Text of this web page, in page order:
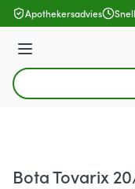
Ga naar de inhoud
Apothekersadvies
Menu
Product, merk,
Bota Tovarix